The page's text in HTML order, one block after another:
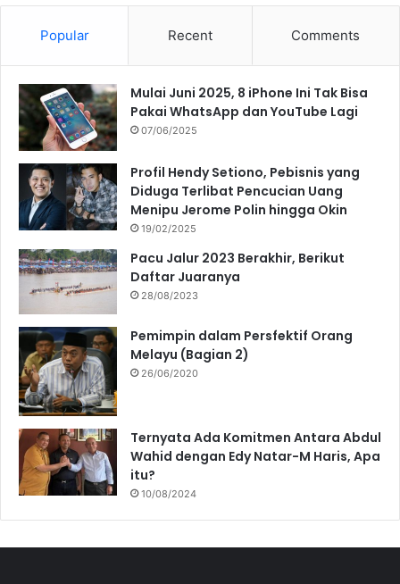
Popular Recent Comments
Mulai Juni 2025, 8 iPhone Ini Tak Bisa
Pakai WhatsApp dan YouTube Lagi
07/06/2025
Profil Hendy Setiono, Pebisnis yang
Diduga Terlibat Pencucian Uang
Menipu Jerome Polin hingga Okin
19/02/2025
Pacu Jalur 2023 Berakhir, Berikut
Daftar Juaranya
28/08/2023
Pemimpin dalam Persfektif Orang
Melayu (Bagian 2)
26/06/2020
Ternyata Ada Komitmen Antara Abdul
Wahid dengan Edy Natar-M Haris, Apa
itu?
10/08/2024